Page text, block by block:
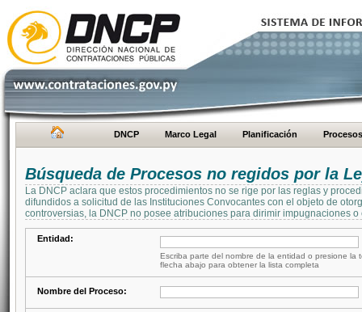
DNCP Marco Legal Planificación Procesos
Búsqueda de Procesos no regidos por la
La DNCP aclara que estos procedimientos no se rige por las reglas y
difundidos a solicitud de las Instituciones Convocantes con el objeto de
controversias, la DNCP no posee atribuciones para dirimir impugnaciones
Entidad:
Escriba parte del nombre de la entidad o presione la
flecha abajo para obtener la lista completa
Nombre del Proceso: